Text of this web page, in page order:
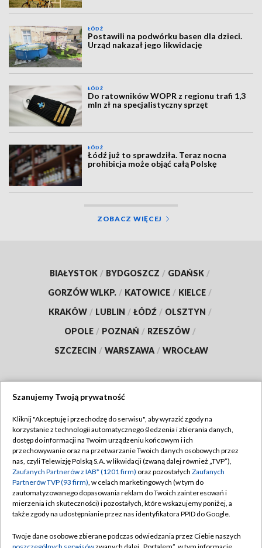
ŁÓDŹ
Postawili na podwórku basen dla dzieci.
Urząd nakazał jego likwidację
ŁÓDŹ
Do ratowników WOPR z regionu trafi 1,3
mln zł na specjalistyczny sprzęt
ŁÓDŹ
Łódź już to sprawdziła. Teraz nocna
prohibicja może objąć całą Polskę
ZOBACZ WIĘCEJ
BIAŁYSTOK / BYDGOSZCZ / GDAŃSK /
GORZÓW WLKP. / KATOWICE / KIELCE /
KRAKÓW / LUBLIN / ŁÓDŹ / OLSZTYN /
OPOLE / POZNAŃ / RZESZÓW /
SZCZECIN / WARSZAWA / WROCŁAW
TVP
Abonament TVP
Emisja w TVP
Centrum informacji TVP
Naziemna Telewizja Cyfrowa
Rada Programowa
Regulamin TVP
Polityka prywatności
Moje zgody
Pomoc
Szanujemy Twoją prywatność
Kliknij "Akceptuję i przechodzę do serwisu", aby wyrazić zgody na
korzystanie z technologii automatycznego śledzenia i zbierania danych,
dostęp do informacji na Twoim urządzeniu końcowym i ich
przechowywanie oraz na przetwarzanie Twoich danych osobowych przez
nas, czyli Telewizję Polską S.A. w likwidacji (zwaną dalej również „TVP”),
Zaufanych Partnerów z IAB* (1201 firm) oraz pozostałych Zaufanych
Partnerów TVP (93 firm), w celach marketingowych (w tym do
zautomatyzowanego dopasowania reklam do Twoich zainteresowań i
mierzenia ich skuteczności) i pozostałych, które wskazujemy poniżej, a
także zgody na udostępnianie przez nas identyfikatora PPID do Google.
Twoje dane osobowe zbierane podczas odwiedzania przez Ciebie naszych